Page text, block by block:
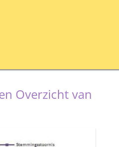
Overzicht van